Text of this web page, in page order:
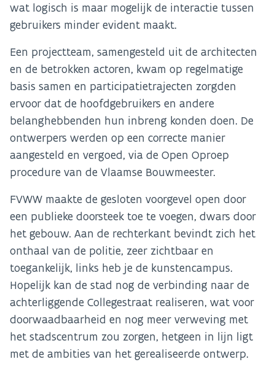
wat logisch is maar mogelijk de interactie tussen
gebruikers minder evident maakt.
Een projectteam, samengesteld uit de architecten
en de betrokken actoren, kwam op regelmatige
basis samen en participatietrajecten zorgden
ervoor dat de hoofdgebruikers en andere
belanghebbenden hun inbreng konden doen. De
ontwerpers werden op een correcte manier
aangesteld en vergoed, via de Open Oproep
procedure van de Vlaamse Bouwmeester.
FVWW maakte de gesloten voorgevel open door
een publieke doorsteek toe te voegen, dwars door
het gebouw. Aan de rechterkant bevindt zich het
onthaal van de politie, zeer zichtbaar en
toegankelijk, links heb je de kunstencampus.
Hopelijk kan de stad nog de verbinding naar de
achterliggende Collegestraat realiseren, wat voor
doorwaadbaarheid en nog meer verweving met
het stadscentrum zou zorgen, hetgeen in lijn ligt
met de ambities van het gerealiseerde ontwerp.